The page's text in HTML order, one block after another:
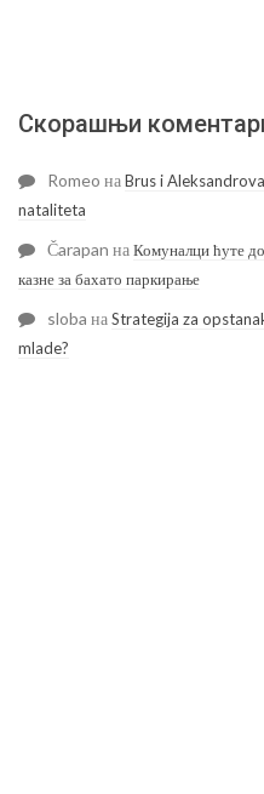
Скорашњи
Romeo наBrus i
nataliteta
Čarapan наКомуналци ћуте
казне за бахато паркирање
sloba наStrategija za
mlade?